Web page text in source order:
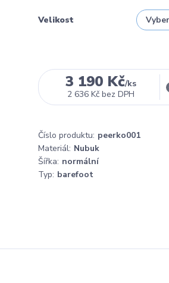
Velikost
3 190 Kč/ks
2 636 Kč bez DPH
Číslo produktu: peerko001
Materiál: Nubuk
Šířka: normální
Typ: barefoot